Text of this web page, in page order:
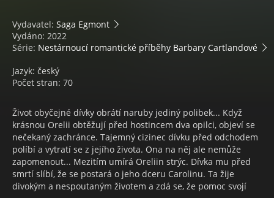
Vydavatel: Saga Egmont
Vydáno: 2022
Série: Nestárnoucí romantické příběhy Barbary Cartlandové
Jazyk: český
Počet stran: 70
Život obyčejné dívky obrátí naruby jediný polibek... Když
krásnou Orelii obtěžují před hostincem dva opilci, objeví se
nečekaný zachránce. Tajemný cizinec dívku před odchodem
políbí a vytratí se z jejího života. Ona na něj ale nemůže
zapomenout... Mezitím umírá Oreliin strýc. Dívka mu před
smrtí slíbí, že se postará o jeho dceru Carolinu. Ta žije
divokým a nespoutaným životem a zdá se, že pomoc svojí